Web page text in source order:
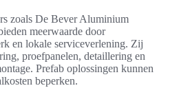
zoals De Bever Aluminium
meerwaarde door
en lokale serviceverlening. Zij
proefpanelen, detaillering en
Prefab oplossingen kunnen
beperken.